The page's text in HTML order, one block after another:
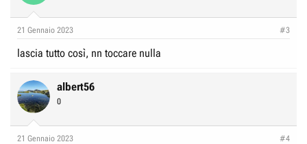
21 Gennaio 2023 #3
lascia tutto così, nn toccare nulla
albert56
0
21 Gennaio 2023 #4